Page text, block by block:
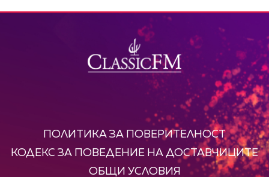
ПОЛИТИКА ЗА ПОВЕРИТЕЛНОСТ
КОДЕКС ЗА ПОВЕДЕНИЕ НА ДОСТАВЧИЦИТЕ
ОБЩИ УСЛОВИЯ